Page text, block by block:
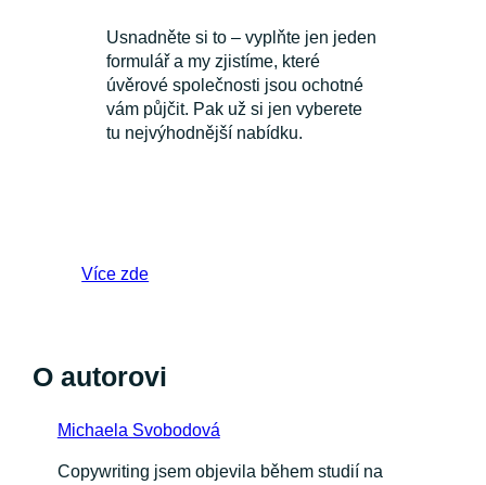
Usnadněte si to – vyplňte jen jeden
formulář a my zjistíme, které
úvěrové společnosti jsou ochotné
vám půjčit. Pak už si jen vyberete
tu nejvýhodnější nabídku.
Více zde
O autorovi
Michaela Svobodová
Copywriting jsem objevila během studií na